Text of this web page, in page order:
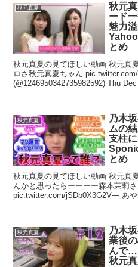
秋元真夏
秋元
ード
魅力
とめ
秋元真夏の見てほしい動画 秋元真
ロさ秋元真夏ちゃん
(@1246950342735982592) Thu Dec
秋元真夏
乃木
ムの
支柱
とめ
秋元真夏の見てほしい動画 秋元真
んかと思ったらーーーー森本茉莉
pic.twitter.com/jSDb0X3G2V— あや
秋元真夏
乃木
業後
んで…
秋元